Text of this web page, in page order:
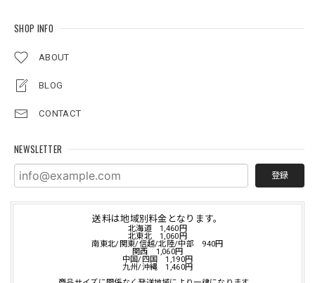
SHOP INFO
ABOUT
BLOG
CONTACT
NEWSLETTER
登録
送料は地域別料金となります。
北海道 1,460円
北東北 1,060円
南東北/関東/信越/北陸/中部 940円
関西 1,060円
中国/四国 1,190円
九州/沖縄 1,460円